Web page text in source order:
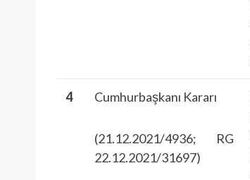
4 Cumhurbaşkanı Kararı
(21.12.2021/4936; RG
22.12.2021/31697)